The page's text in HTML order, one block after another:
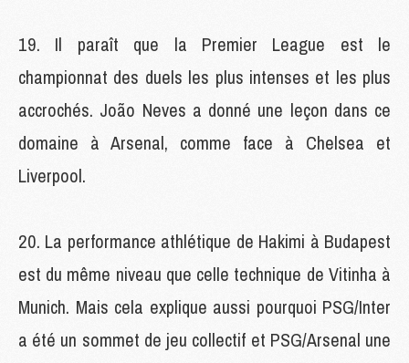
Il paraît que la Premier League est le
championnat des duels les plus intenses et les plus
accrochés. João Neves a donné une leçon dans ce
domaine à Arsenal, comme face à Chelsea et
Liverpool.
La performance athlétique de Hakimi à Budapest
est du même niveau que celle technique de Vitinha à
Munich. Mais cela explique aussi pourquoi PSG/Inter
a été un sommet de jeu collectif et PSG/Arsenal une